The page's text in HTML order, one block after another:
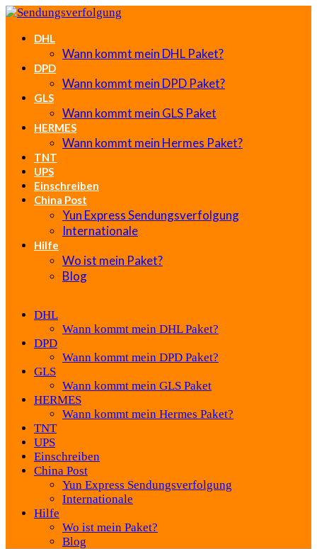
DHL
Wann kommt mein DHL Paket?
DPD
Wann kommt mein DPD Paket?
GLS
Wann kommt mein GLS Paket
HERMES
Wann kommt mein Hermes Paket?
TNT
UPS
Einschreiben
China Post
Yun Express Sendungsverfolgung
Internationale
Hilfe
Wo ist mein Paket?
Blog
DHL
Wann kommt mein DHL Paket?
DPD
Wann kommt mein DPD Paket?
GLS
Wann kommt mein GLS Paket
HERMES
Wann kommt mein Hermes Paket?
TNT
UPS
Einschreiben
China Post
Yun Express Sendungsverfolgung
Internationale
Hilfe
Wo ist mein Paket?
Blog